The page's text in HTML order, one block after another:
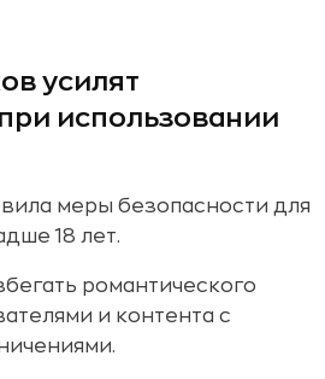
усилят
использовании
меры безопасности для
18 лет.
романтического
и контента с